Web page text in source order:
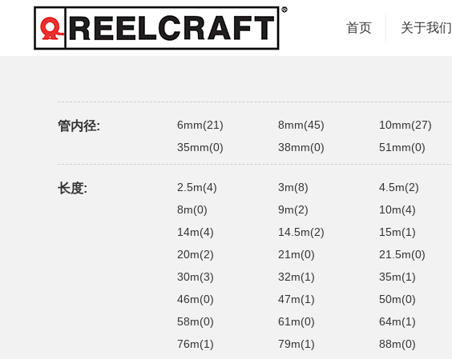
首页 关于我们
管内径: 6mm(21) 8mm(45) 10mm(27)
35mm(0)
38mm(0) 51mm(0)
长度: 2.5m(4) 3m(8) 4.5m(2)
8m(0)
9m(2) 10m(4)
14m(4)
14.5m(2) 15m(1)
20m(2)
21m(0) 21.5m(0)
30m(3)
32m(1) 35m(1)
46m(0)
47m(1) 50m(0)
58m(0)
61m(0) 64m(1)
76m(1)
79m(1) 88m(0)